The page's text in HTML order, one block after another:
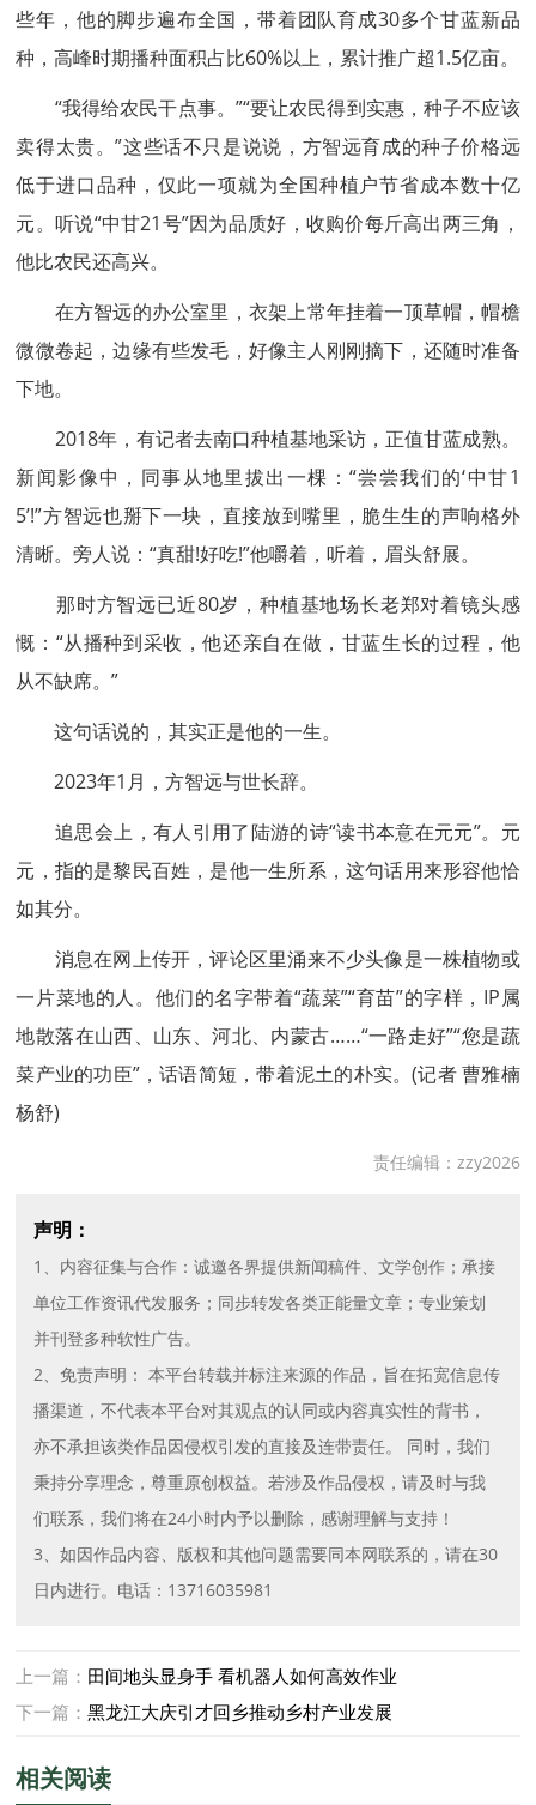
些年，他的脚步遍布全国，带着团队育成30多个甘蓝新品
种，高峰时期播种面积占比60%以上，累计推广超1.5亿亩。
“我得给农民干点事。”“要让农民得到实惠，种子不应该
卖得太贵。”这些话不只是说说，方智远育成的种子价格远
低于进口品种，仅此一项就为全国种植户节省成本数十亿
元。听说“中甘21号”因为品质好，收购价每斤高出两三角，
他比农民还高兴。
在方智远的办公室里，衣架上常年挂着一顶草帽，帽檐
微微卷起，边缘有些发毛，好像主人刚刚摘下，还随时准备
下地。
2018年，有记者去南口种植基地采访，正值甘蓝成熟。
新闻影像中，同事从地里拔出一棵：“尝尝我们的‘中甘1
5’!”方智远也掰下一块，直接放到嘴里，脆生生的声响格外
清晰。旁人说：“真甜!好吃!”他嚼着，听着，眉头舒展。
那时方智远已近80岁，种植基地场长老郑对着镜头感
慨：“从播种到采收，他还亲自在做，甘蓝生长的过程，他
从不缺席。”
这句话说的，其实正是他的一生。
2023年1月，方智远与世长辞。
追思会上，有人引用了陆游的诗“读书本意在元元”。元
元，指的是黎民百姓，是他一生所系，这句话用来形容他恰
如其分。
消息在网上传开，评论区里涌来不少头像是一株植物或
一片菜地的人。他们的名字带着“蔬菜”“育苗”的字样，IP属
地散落在山西、山东、河北、内蒙古……“一路走好”“您是蔬
菜产业的功臣”，话语简短，带着泥土的朴实。(记者 曹雅楠
杨舒)
责任编辑：zzy2026
声明：
1、内容征集与合作：诚邀各界提供新闻稿件、文学创作；承接
单位工作资讯代发服务；同步转发各类正能量文章；专业策划
并刊登多种软性广告。
2、免责声明： 本平台转载并标注来源的作品，旨在拓宽信息传
播渠道，不代表本平台对其观点的认同或内容真实性的背书，
亦不承担该类作品因侵权引发的直接及连带责任。 同时，我们
秉持分享理念，尊重原创权益。若涉及作品侵权，请及时与我
们联系，我们将在24小时内予以删除，感谢理解与支持！
3、如因作品内容、版权和其他问题需要同本网联系的，请在30
日内进行。电话：13716035981
上一篇： 田间地头显身手 看机器人如何高效作业
下一篇：黑龙江大庆引才回乡推动乡村产业发展
相关阅读